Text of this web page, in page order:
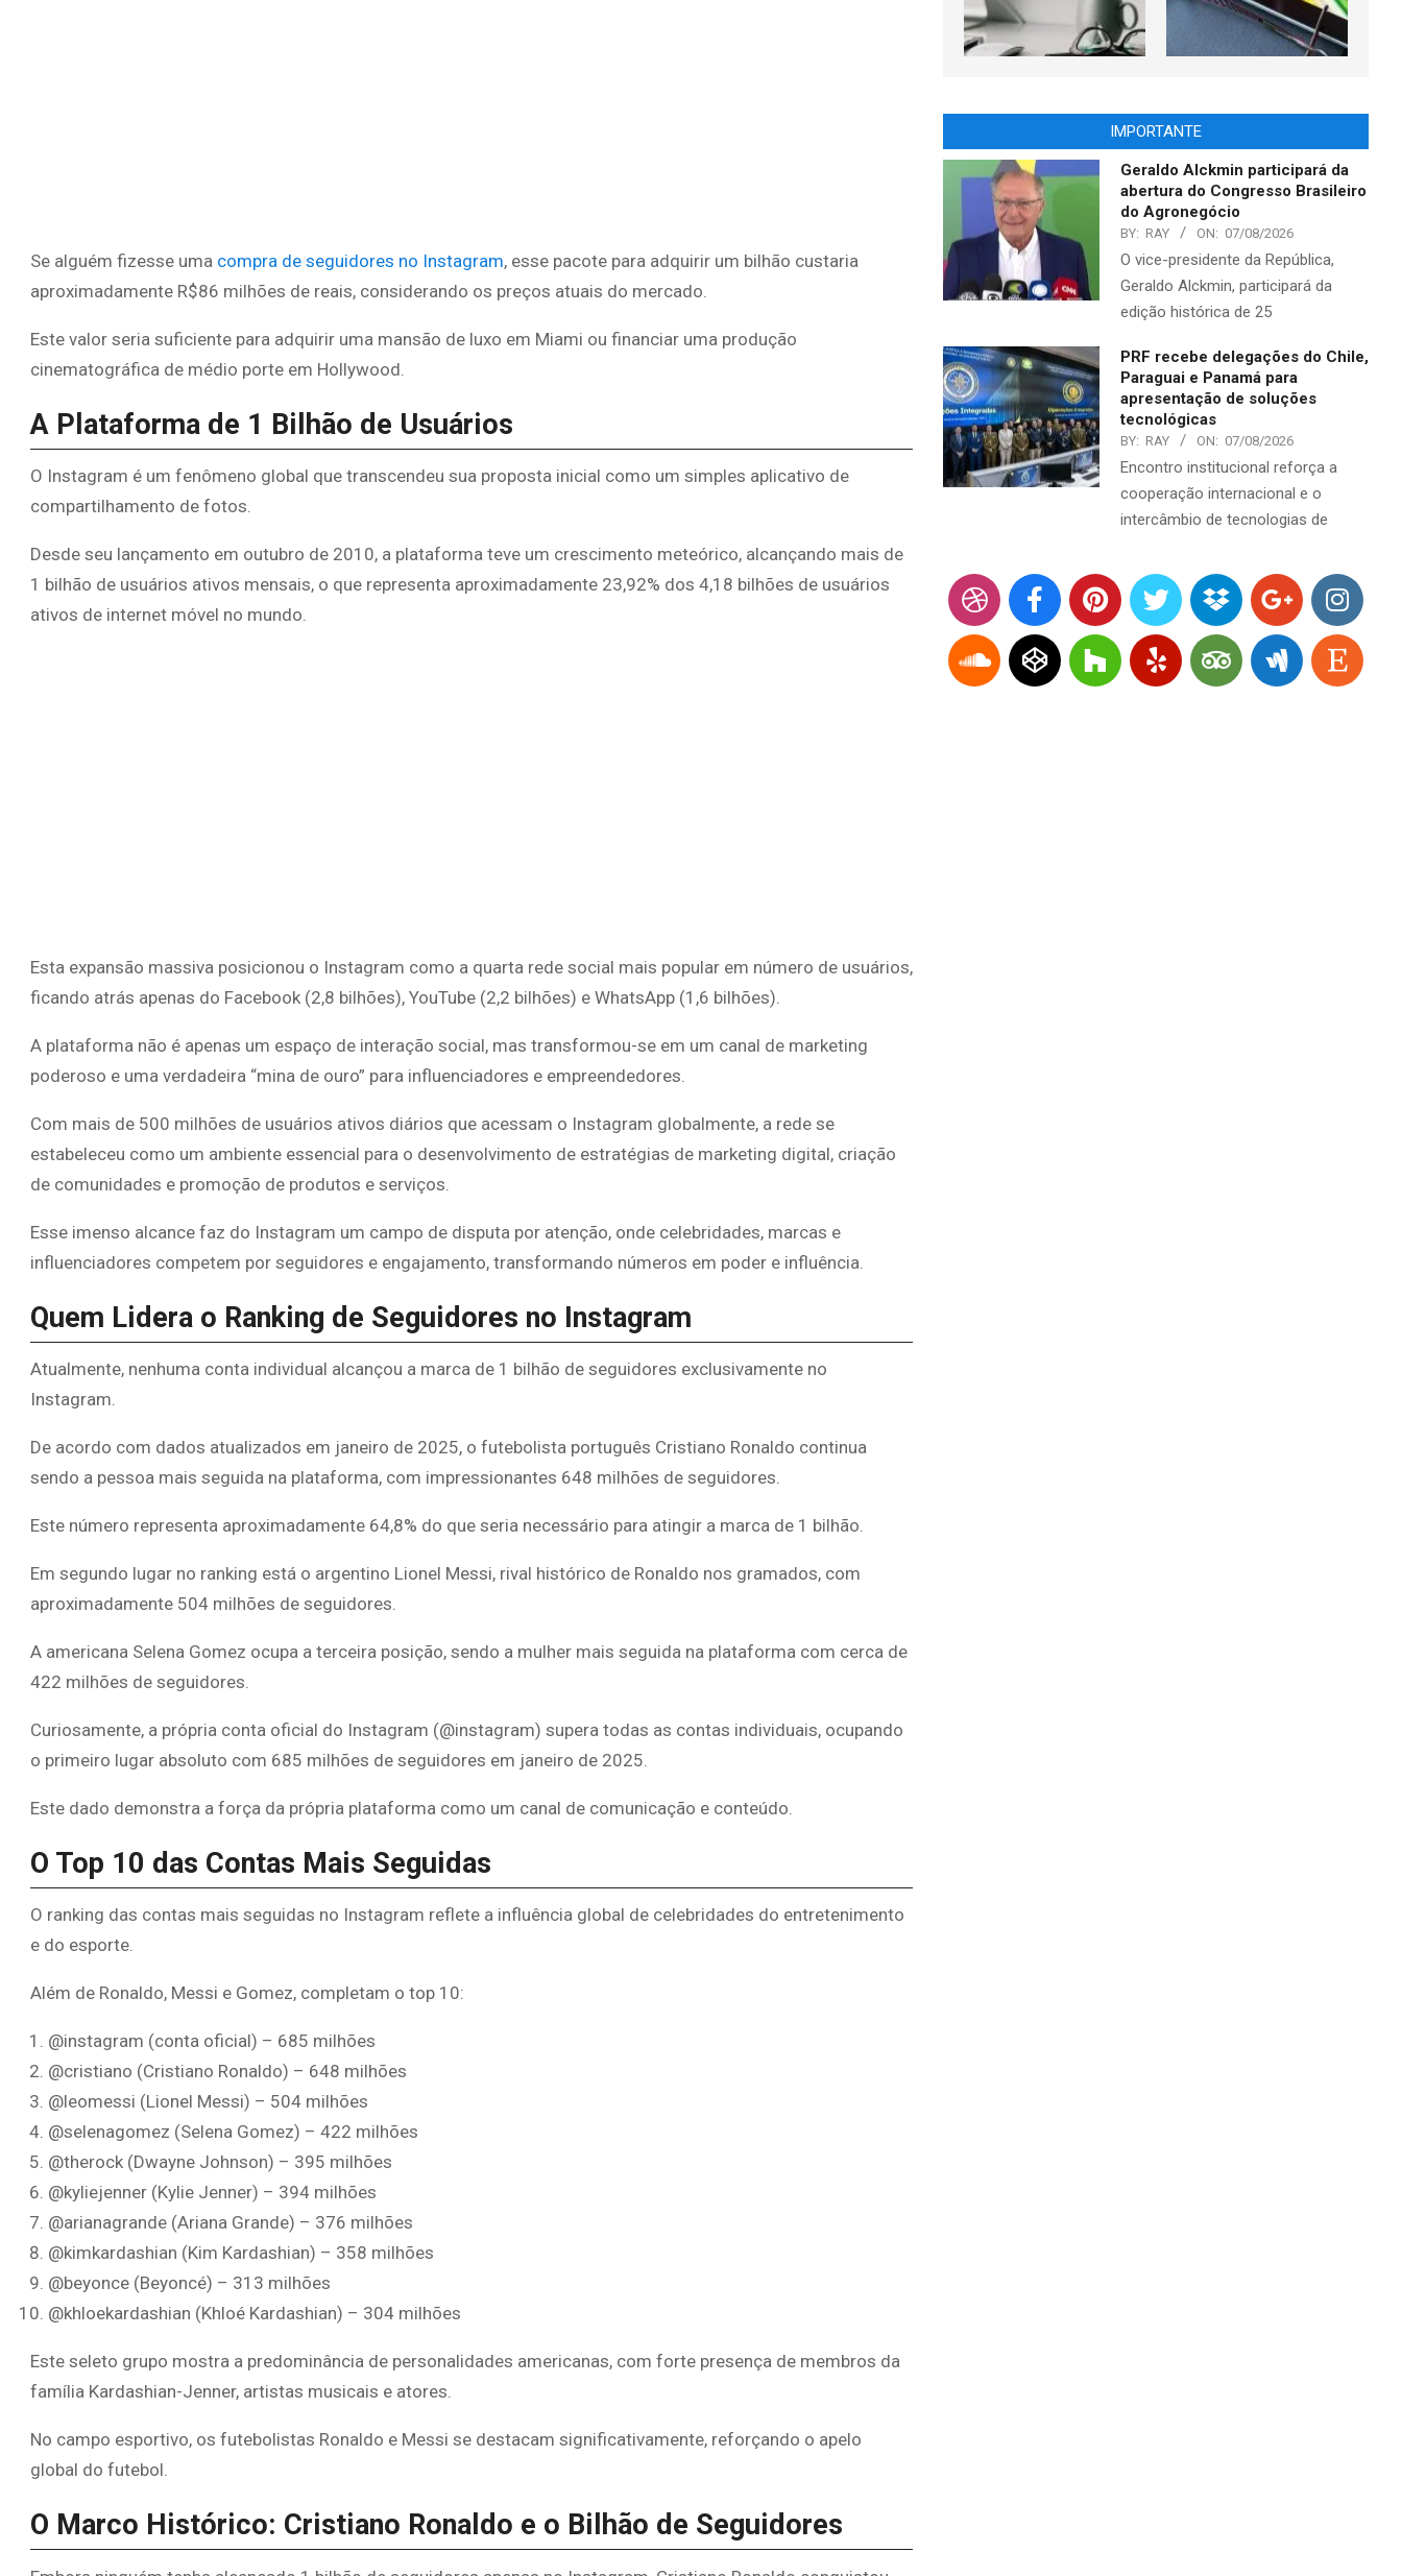
Se alguém fizesse uma compra de seguidores no Instagram, esse pacote para adquirir um bilhão custaria
aproximadamente R$86 milhões de reais, considerando os preços atuais do mercado.
Este valor seria suficiente para adquirir uma mansão de luxo em Miami ou financiar uma produção
cinematográfica de médio porte em Hollywood.
A Plataforma de 1 Bilhão de Usuários
O Instagram é um fenômeno global que transcendeu sua proposta inicial como um simples aplicativo de
compartilhamento de fotos.
Desde seu lançamento em outubro de 2010, a plataforma teve um crescimento meteórico, alcançando mais de
1 bilhão de usuários ativos mensais, o que representa aproximadamente 23,92% dos 4,18 bilhões de usuários
ativos de internet móvel no mundo.
Esta expansão massiva posicionou o Instagram como a quarta rede social mais popular em número de usuários,
ficando atrás apenas do Facebook (2,8 bilhões), YouTube (2,2 bilhões) e WhatsApp (1,6 bilhões).
A plataforma não é apenas um espaço de interação social, mas transformou-se em um canal de marketing
poderoso e uma verdadeira “mina de ouro” para influenciadores e empreendedores.
Com mais de 500 milhões de usuários ativos diários que acessam o Instagram globalmente, a rede se
estabeleceu como um ambiente essencial para o desenvolvimento de estratégias de marketing digital, criação
de comunidades e promoção de produtos e serviços.
Esse imenso alcance faz do Instagram um campo de disputa por atenção, onde celebridades, marcas e
influenciadores competem por seguidores e engajamento, transformando números em poder e influência.
Quem Lidera o Ranking de Seguidores no Instagram
Atualmente, nenhuma conta individual alcançou a marca de 1 bilhão de seguidores exclusivamente no
Instagram.
De acordo com dados atualizados em janeiro de 2025, o futebolista português Cristiano Ronaldo continua
sendo a pessoa mais seguida na plataforma, com impressionantes 648 milhões de seguidores.
Este número representa aproximadamente 64,8% do que seria necessário para atingir a marca de 1 bilhão.
Em segundo lugar no ranking está o argentino Lionel Messi, rival histórico de Ronaldo nos gramados, com
aproximadamente 504 milhões de seguidores.
A americana Selena Gomez ocupa a terceira posição, sendo a mulher mais seguida na plataforma com cerca de
422 milhões de seguidores.
Curiosamente, a própria conta oficial do Instagram (@instagram) supera todas as contas individuais, ocupando
o primeiro lugar absoluto com 685 milhões de seguidores em janeiro de 2025.
Este dado demonstra a força da própria plataforma como um canal de comunicação e conteúdo.
O Top 10 das Contas Mais Seguidas
O ranking das contas mais seguidas no Instagram reflete a influência global de celebridades do entretenimento
e do esporte.
Além de Ronaldo, Messi e Gomez, completam o top 10:
@instagram (conta oficial) – 685 milhões
@cristiano (Cristiano Ronaldo) – 648 milhões
@leomessi (Lionel Messi) – 504 milhões
@selenagomez (Selena Gomez) – 422 milhões
@therock (Dwayne Johnson) – 395 milhões
@kyliejenner (Kylie Jenner) – 394 milhões
@arianagrande (Ariana Grande) – 376 milhões
@kimkardashian (Kim Kardashian) – 358 milhões
@beyonce (Beyoncé) – 313 milhões
@khloekardashian (Khloé Kardashian) – 304 milhões
Este seleto grupo mostra a predominância de personalidades americanas, com forte presença de membros da
família Kardashian-Jenner, artistas musicais e atores.
No campo esportivo, os futebolistas Ronaldo e Messi se destacam significativamente, reforçando o apelo
global do futebol.
O Marco Histórico: Cristiano Ronaldo e o Bilhão de Seguidores
IMPORTANTE
Geraldo Alckmin participará da
abertura do Congresso Brasileiro
do Agronegócio
BY: RAY ON: 07/08/2026
O vice-presidente da República,
Geraldo Alckmin, participará da
edição histórica de 25
PRF recebe delegações do Chile,
Paraguai e Panamá para
apresentação de soluções
tecnológicas
BY: RAY ON: 07/08/2026
Encontro institucional reforça a
cooperação internacional e o
intercâmbio de tecnologias de